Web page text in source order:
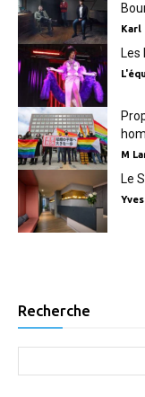
Karl
Les
M
Le
Recherche